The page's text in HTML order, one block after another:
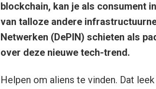
blockchain, kan je als consument
van talloze andere
Netwerken (DePIN) schieten als
over deze nieuwe tech-trend.
Helpen om aliens te vinden. Dat